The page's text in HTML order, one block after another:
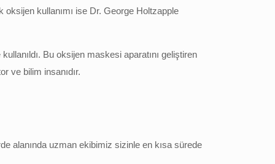
oksijen kullanımı ise Dr. George Holtzapple
Bu oksijen maskesi aparatını geliştiren
ve bilim insanıdır.
alanında uzman ekibimiz sizinle en kısa sürede